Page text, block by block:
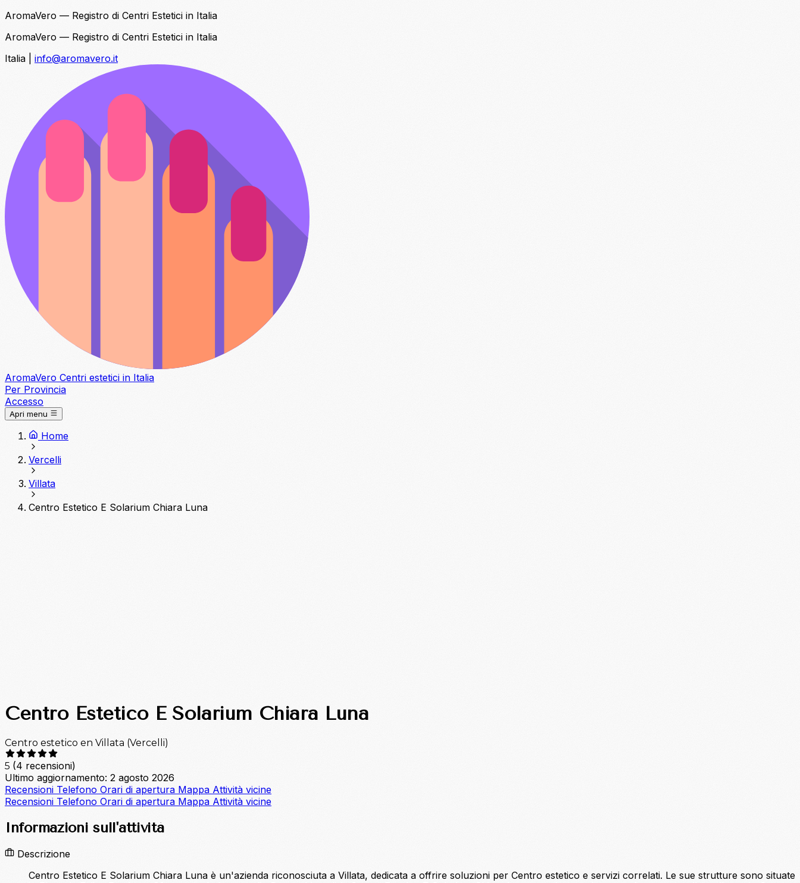
AromaVero — Registro di Centri Estetici in Italia
AromaVero — Registro di Centri Estetici in Italia
Italia
info@aromavero.it
AromaVero Centri estetici in Italia
Per Provincia
Accesso
Apri menu
Home
Vercelli
Villata
Centro Estetico E Solarium Chiara Luna
Centro Estetico E Solarium Chiara Luna
Centro estetico en Villata (Vercelli)
5 (4 recensioni)
Ultimo aggiornamento: 2 agosto 2026
Recensioni Telefono Orari di apertura Mappa Attività vicine
Recensioni Telefono Orari di apertura Mappa Attività vicine
Informazioni sull'attività
Descrizione
Centro Estetico E Solarium Chiara Luna è un'azienda riconosciuta a Villata, dedicata a offrire soluzioni per Centro estetico e servizi correlati. Le sue strutture sono situate